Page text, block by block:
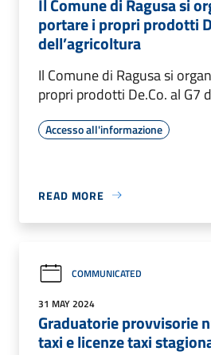
portare i propri prodotti
dell’agricoltura
Il Comune di Ragusa si
propri prodotti De.Co. al G7
Accesso all'informazione
READ MORE
COMMUNICATED
31 MAY 2024
Graduatorie provvisorie
taxi e licenze taxi